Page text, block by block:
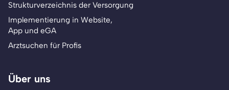
Strukturverzeichnis der Versorgung
Implementierung in Website,
App und eGA
Arztsuchen für Profis
Über uns